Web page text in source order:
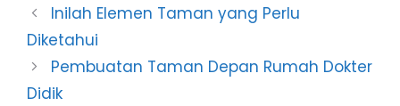
Inilah Elemen Taman yang Perlu
Diketahui
Pembuatan Taman Depan Rumah Dokter
Didik